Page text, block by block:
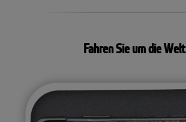
Fahren Sie um die Welt